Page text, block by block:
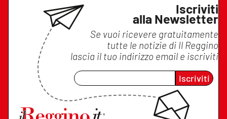
Iscriviti
alla Newsletter
Se vuoi ricevere gratuitamente
tutte le notizie di Il Reggino
lascia il tuo indirizzo email e iscriviti
Iscriviti